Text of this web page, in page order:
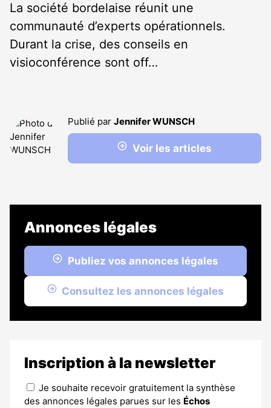
La société bordelaise réunit une
communauté d’experts opérationnels.
Durant la crise, des conseils en
visioconférence sont off…
Publié par Jennifer WUNSCH
Voir les articles
Annonces légales
Publiez vos annonces légales
Consultez les annonces légales
Inscription à la newsletter
Je souhaite recevoir gratuitement la synthèse
des annonces légales parues sur les Échos